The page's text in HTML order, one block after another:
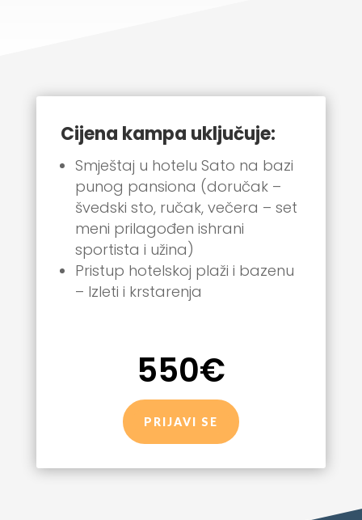
Cijena kampa uključuje:
Smještaj u hotelu Sato na bazi
punog pansiona (doručak –
švedski sto, ručak, večera – set
meni prilagođen ishrani
sportista i užina)
Pristup hotelskoj plaži i bazenu
– Izleti i krstarenja
550€
PRIJAVI SE